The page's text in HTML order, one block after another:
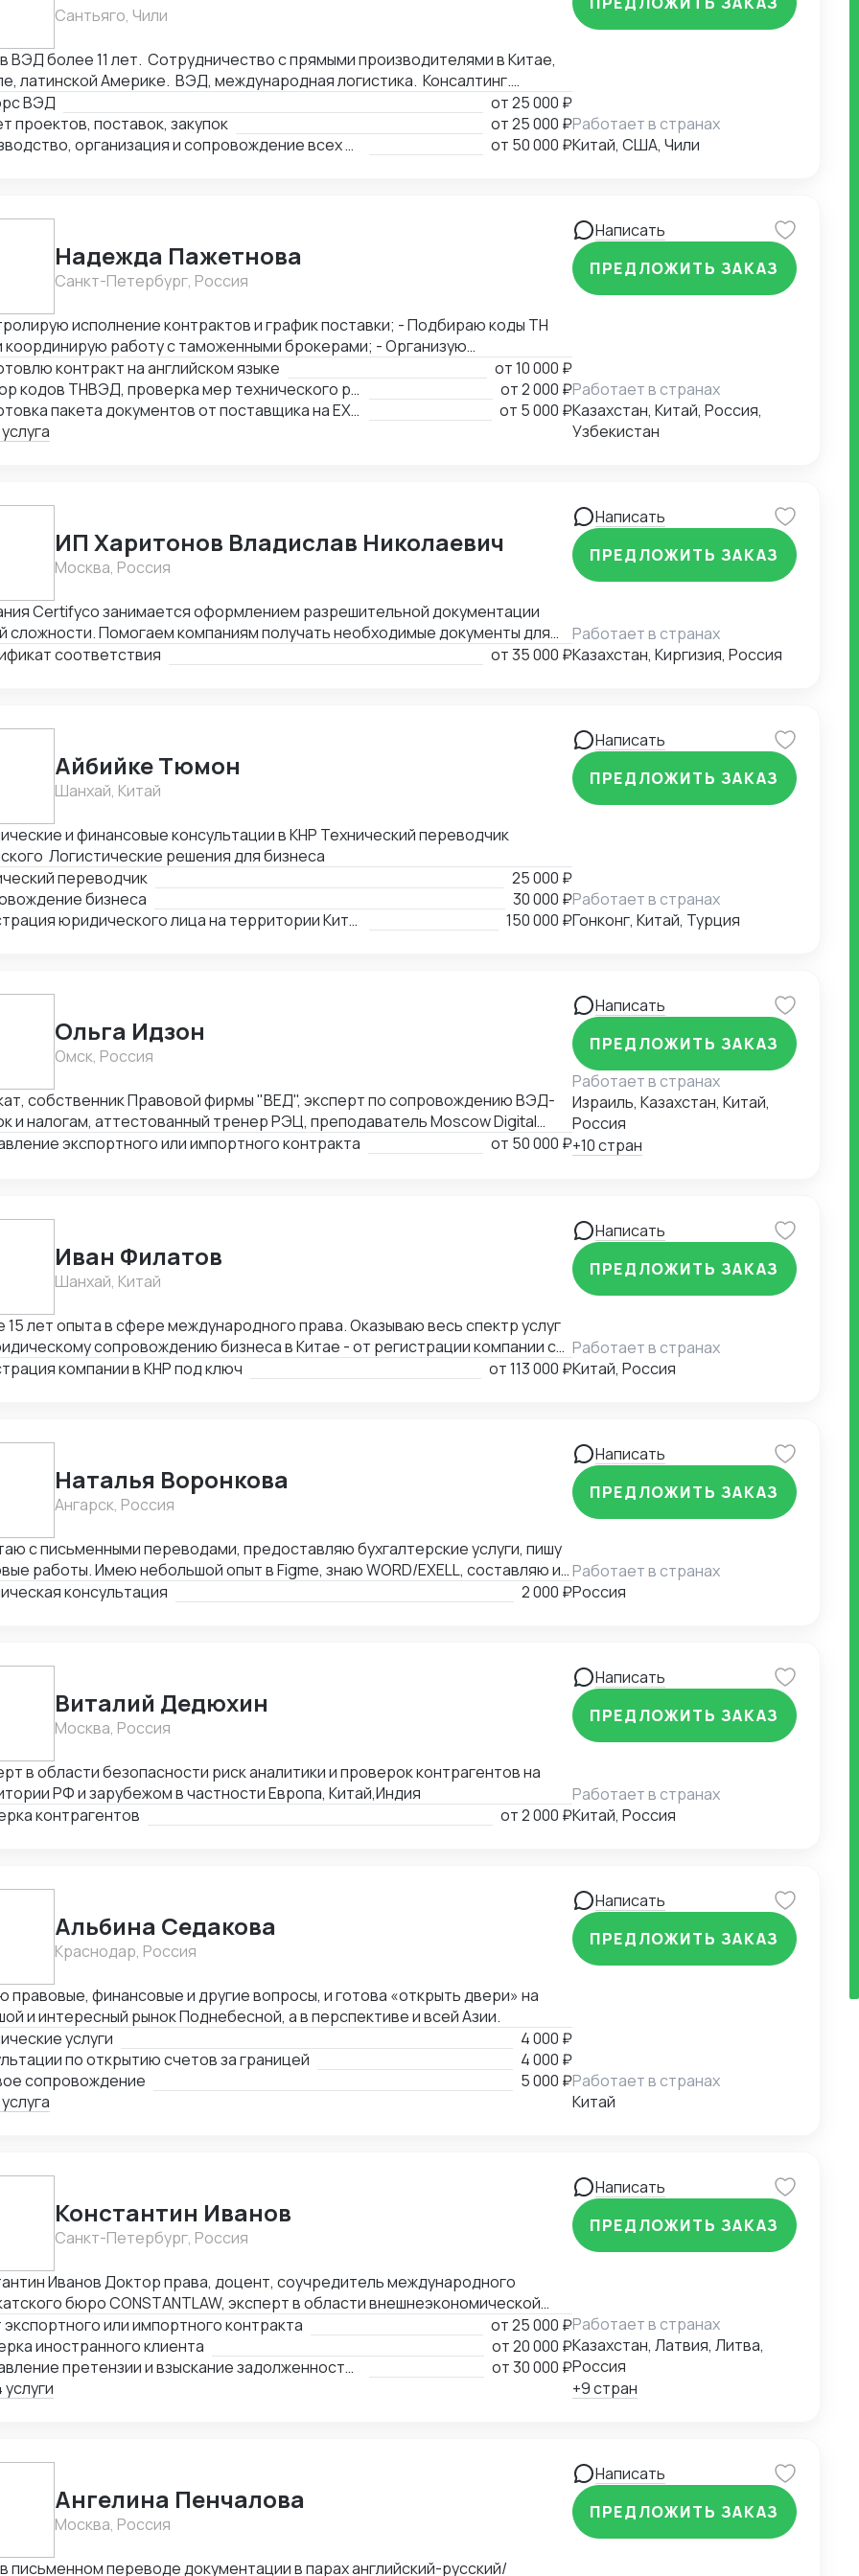
акты). - Помощь в проведении и составлении документов при
сделках. - Получение справок, лицензий и сертификатов - Бизнес
Сантьяго, Чили
более 11 лет. Сотрудничество с прямыми производителями в Китае,
латинской Америке. ВЭД, международная логистика. Консалтинг.
оборудование, текстиль, товары народного потребления. Собственная
логистика и платежи.
ВЭД от25 000 ₽
проектов, поставок, закупок
от25 000 ₽
Производство, организация и сопровождение всех этапов производства в Китае
от 50 000 ₽
Работает в странах
Китай, США, Чили
Надежда Пажетнова
Санкт-Петербург, Россия
исполнение контрактов и график поставки; - Подбираю коды ТН
работу с таможенными брокерами; - Организую
и взаимодействие с аккредитованными органами; - Снижаю
за счёт оптимизации логистики и правильного кода; - Обеспечиваю
чистоту сделок, точность инвойсов, упаковочных листов,
контракт на английском языке от10 000 ₽
Подбор кодов ТНВЭД, проверка мер технического регулирования, запретов и ограничений
от2 000 ₽
Подготовка пакета документов от поставщика на EXW, FCA, CIF, FOB
от 5 000 ₽
Написать
ПРЕДЛОЖИТЬ ЗАКАЗ
Работает в странах
Казахстан, Китай, Россия,
Узбекистан
ИП Харитонов Владислав Николаевич
Москва, Россия
Certifyco занимается оформлением разрешительной документации
сложности. Помогаем компаниям получать необходимые документы для
экспорта, реализации продукции. Решаем самые сложные задачи.
соответствия от35 000 ₽
Написать
ПРЕДЛОЖИТЬ ЗАКАЗ
Работает в странах
Казахстан, Киргизия, Россия
Айбийке Тюмон
Шанхай, Китай
и финансовые консультации в КНР Технический переводчик
Логистические решения для бизнеса
переводчик
25 000 ₽
бизнеса
30 000 ₽
Регистрация юридического лица на территории Китая
150 000 ₽
Написать
ПРЕДЛОЖИТЬ ЗАКАЗ
Работает в странах
Гонконг, Китай, Турция
Ольга Идзон
Омск, Россия
собственник Правовой фирмы "ВЕД", эксперт по сопровождению ВЭД-
и налогам, аттестованный тренер РЭЦ, преподаватель Moscow Digital
Неоднократно признана одним из лучших юристов по ВЭД рейтингом
экспортного или импортного контракта от 50 000 ₽
Написать
ПРЕДЛОЖИТЬ ЗАКАЗ
Работает в странах
Израиль, Казахстан, Китай,
Россия
+10 стран
Иван Филатов
Шанхай, Китай
лет опыта в сфере международного права. Оказываю весь спектр услуг
сопровождению бизнеса в Китае - от регистрации компании с
граждан России и получения разрешения на работу, миграции бизнеса,
компании в КНР под ключ от113 000 ₽
Написать
ПРЕДЛОЖИТЬ ЗАКАЗ
Работает в странах
Китай, Россия
Наталья Воронкова
Ангарск, Россия
с письменными переводами, предоставляю бухгалтерские услуги, пишу
работы. Имею небольшой опыт в Figme, знаю WORD/EXELL, составляю и
таблицы. Рассматриваю подработку, рассмотрю Ваши варианты.
консультация 2 000 ₽
Написать
ПРЕДЛОЖИТЬ ЗАКАЗ
Работает в странах
Россия
Виталий Дедюхин
Москва, Россия
в области безопасности риск аналитики и проверок контрагентов на
РФ и зарубежом в частности Европа, Китай,Индия
контрагентов
от2 000 ₽
Написать
ПРЕДЛОЖИТЬ ЗАКАЗ
Работает в странах
Китай, Россия
Альбина Седакова
Краснодар, Россия
правовые, финансовые и другие вопросы, и готова «открыть двери» на
и интересный рынок Поднебесной, а в перспективе и всей Азии.
услуги
4 000 ₽
по открытию счетов за границей
4 000 ₽
сопровождение
5 000 ₽
Написать
ПРЕДЛОЖИТЬ ЗАКАЗ
Работает в странах
Китай
Константин Иванов
Санкт-Петербург, Россия
права, доцент, соучредитель международного
бюро CONSTANTLAW, эксперт в области внешнеэкономической
сопровождения международных сделок и решения
споров. Международный арбитр (Рижский третейский суд
Латвия, международный арбитражный суд IAC / Алматы, Казахстан).
экспортного или импортного контракта от25 000 ₽
иностранного клиента
от20 000 ₽
Составление претензии и взыскание задолженности с иностранного клиента
от30 000 ₽
Написать
ПРЕДЛОЖИТЬ ЗАКАЗ
Работает в странах
Казахстан, Латвия, Литва,
Россия
+9 стран
Ангелина Пенчалова
Москва, Россия
письменном переводе документации в парах английский-русский/
Написать
ПРЕДЛОЖИТЬ ЗАКАЗ